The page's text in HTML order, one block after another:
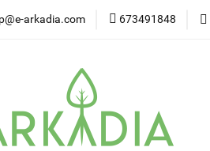
arkadia.com 673491848
Kategorie